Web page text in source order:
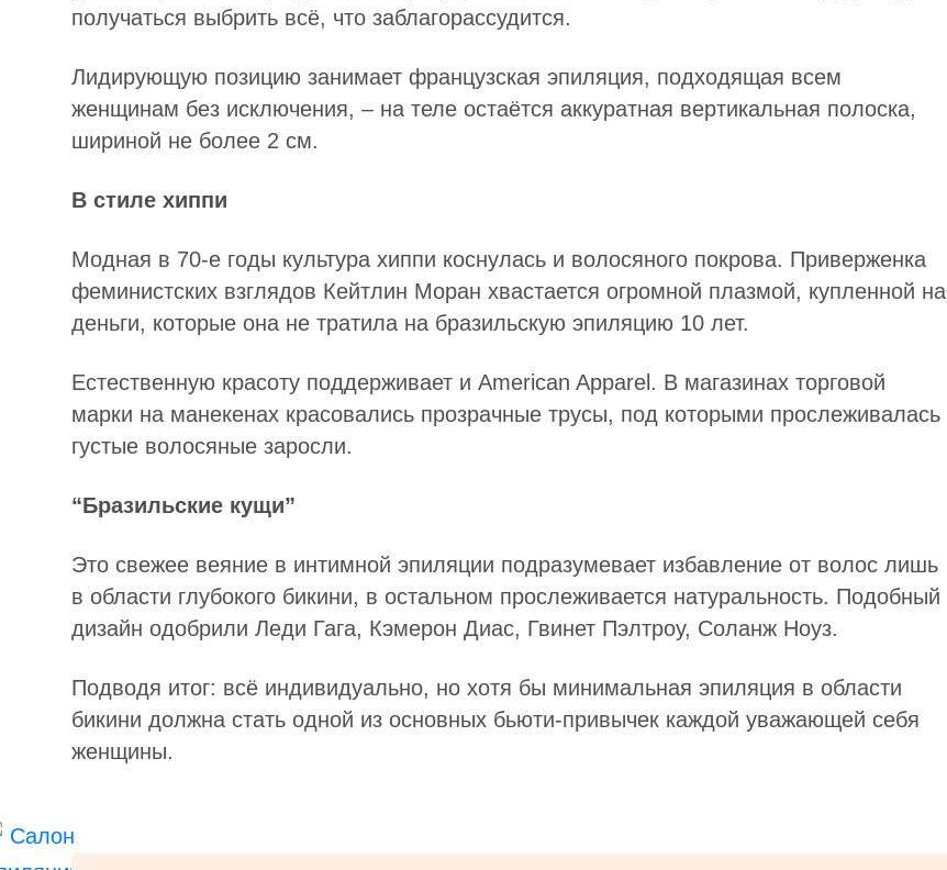
получаться выбрить всё, что заблагорассудится.
Лидирующую позицию занимает французская эпиляция, подходящая всем
женщинам без исключения, – на теле остаётся аккуратная вертикальная полоска,
шириной не более 2 см.
В стиле хиппи
Модная в 70-е годы культура хиппи коснулась и волосяного покрова. Приверженка
феминистских взглядов Кейтлин Моран хвастается огромной плазмой, купленной на
деньги, которые она не тратила на бразильскую эпиляцию 10 лет.
Естественную красоту поддерживает и American Apparel. В магазинах торговой
марки на манекенах красовались прозрачные трусы, под которыми прослеживалась
густые волосяные заросли.
“Бразильские кущи”
Это свежее веяние в интимной эпиляции подразумевает избавление от волос лишь
в области глубокого бикини, в остальном прослеживается натуральность. Подобный
дизайн одобрили Леди Гага, Кэмерон Диас, Гвинет Пэлтроу, Соланж Ноуз.
Подводя итог: всё индивидуально, но хотя бы минимальная эпиляция в области
бикини должна стать одной из основных бьюти-привычек каждой уважающей себя
женщины.